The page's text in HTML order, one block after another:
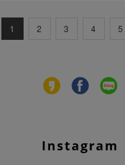
1 2 3 4 5
Instagram